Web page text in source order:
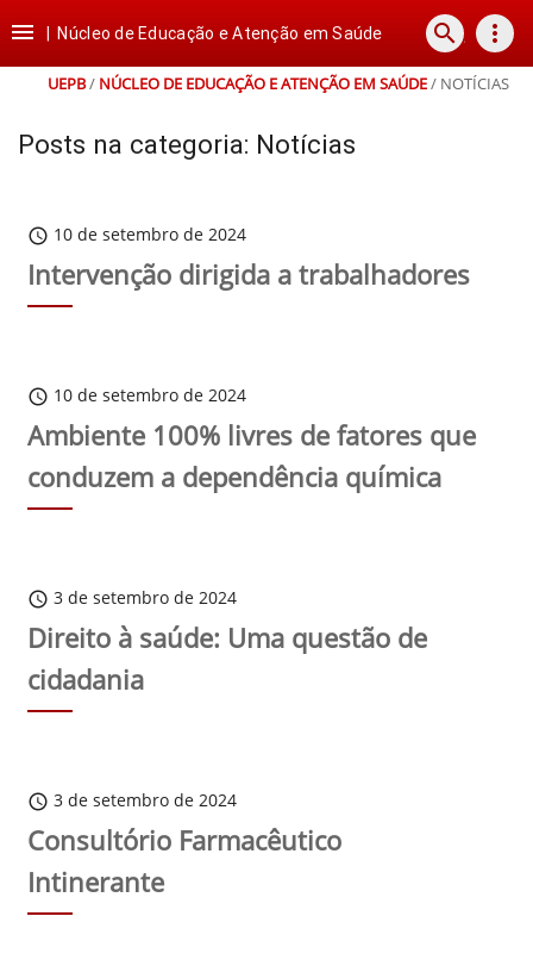
para
conteúdo
para
para
para
rodapé
 Núcleo de Educação e Atenção em Saúde search more_vert
UEPB/ NÚCLEO DE EDUCAÇÃO E ATENÇÃO EM SAÚDE/ NOTÍCIAS
Posts na categoria: Notícias
schedule 10 de setembro de 2024
Intervenção dirigida a trabalhadores
schedule 10 de setembro de 2024
Ambiente 100% livres de fatores que
conduzem a dependência química
schedule 3 de setembro de 2024
Direito à saúde: Uma questão de
cidadania
schedule 3 de setembro de 2024
Consultório Farmacêutico
Intinerante